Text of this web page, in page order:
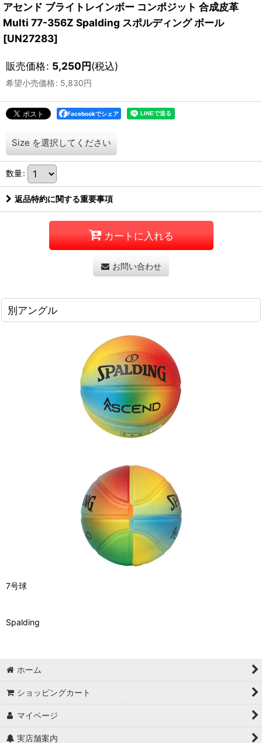
アセンド ブライトレインボー コンポジット 合成皮革
Multi 77-356Z Spalding スポルディング ボール
[UN27283]
販売価格: 5,250円(税込)
希望小売価格: 5,830円
Facebookでシェア
Size を選択してください
数量:
返品特約に関する重要事項
カートに入れる
お問い合わせ
別アングル
7号球
Spalding
ホーム
ショッピングカート
マイページ
実店舗案内